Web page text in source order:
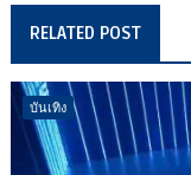
RELATED POST
บันเทิง